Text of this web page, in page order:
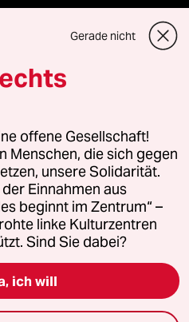
GmbH
Fragen oder für Genehmigungen
Kommune-Richtlinien
Impressum AGB
widerrufen (Ads)
Gerade nicht
offene Gesellschaft!
Menschen, die sich gegen
unsere Solidarität.
Einnahmen aus
beginnt im Zentrum“ –
linke Kulturzentren
Sind Sie dabei?
ich will